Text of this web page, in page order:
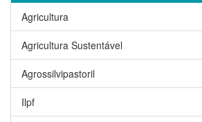
Agricultura
Agricultura Sustentável
Agrossilvipastoril
Ilpf